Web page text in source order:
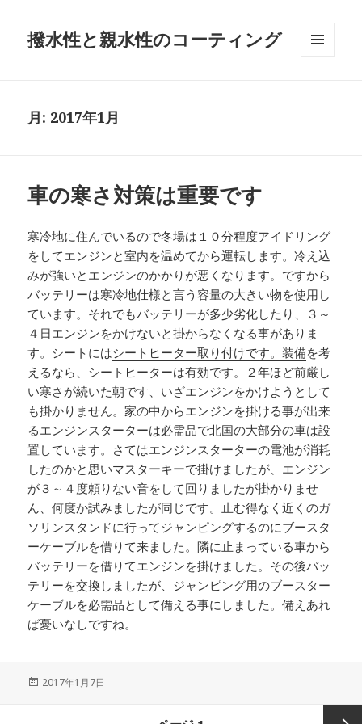
撥水性と親水性のコーティング
月: 2017年1月
車の寒さ対策は重要です
寒冷地に住んでいるので冬場は１０分程度アイドリング
をしてエンジンと室内を温めてから運転します。冷え込
みが強いとエンジンのかかりが悪くなります。ですから
バッテリーは寒冷地仕様と言う容量の大きい物を使用し
ています。それでもバッテリーが多少劣化したり、３～
４日エンジンをかけないと掛からなくなる事がありま
す。シートにはシートヒーター取り付けです。装備を考
えるなら、シートヒーターは有効です。２年ほど前厳し
い寒さが続いた朝です、いざエンジンをかけようとして
も掛かりません。家の中からエンジンを掛ける事が出来
るエンジンスターターは必需品で北国の大部分の車は設
置しています。さてはエンジンスターターの電池が消耗
したのかと思いマスターキーで掛けましたが、エンジン
が３～４度頼りない音をして回りましたが掛かりませ
ん、何度か試みましたが同じです。止む得なく近くのガ
ソリンスタンドに行ってジャンピングするのにブースタ
ーケーブルを借りて来ました。隣に止まっている車から
バッテリーを借りてエンジンを掛けました。その後バッ
テリーを交換しましたが、ジャンピング用のブースター
ケーブルを必需品として備える事にしました。備えあれ
ば憂いなしですね。
投
2017年1月7日